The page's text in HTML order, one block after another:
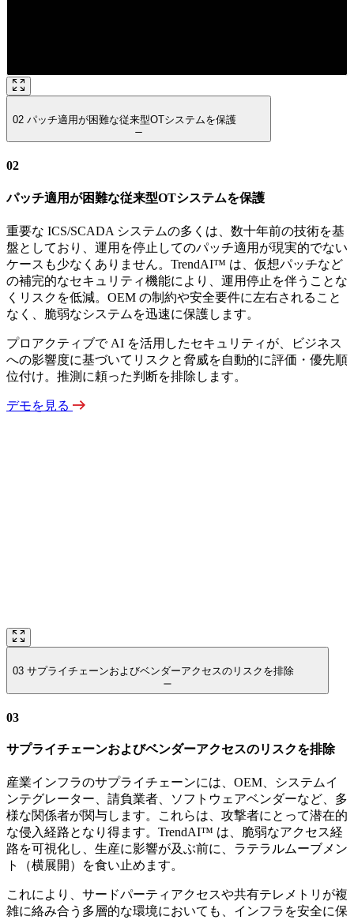
02 パッチ適用が困難な従来型OTシステムを保護
02
パッチ適用が困難な従来型OTシステムを保護
重要な ICS/SCADA システムの多くは、数十年前の技術を基
盤としており、運用を停止してのパッチ適用が現実的でない
ケースも少なくありません。TrendAI™ は、仮想パッチなど
の補完的なセキュリティ機能により、運用停止を伴うことな
くリスクを低減。OEM の制約や安全要件に左右されること
なく、脆弱なシステムを迅速に保護します。
プロアクティブで AI を活用したセキュリティが、ビジネス
への影響度に基づいてリスクと脅威を自動的に評価・優先順
位付け。推測に頼った判断を排除します。
デモを見る
03 サプライチェーンおよびベンダーアクセスのリスクを排除
03
サプライチェーンおよびベンダーアクセスのリスクを排除
産業インフラのサプライチェーンには、OEM、システムイ
ンテグレーター、請負業者、ソフトウェアベンダーなど、多
様な関係者が関与します。これらは、攻撃者にとって潜在的
な侵入経路となり得ます。TrendAI™ は、脆弱なアクセス経
路を可視化し、生産に影響が及ぶ前に、ラテラルムーブメン
ト（横展開）を食い止めます。
これにより、サードパーティアクセスや共有テレメトリが複
雑に絡み合う多層的な環境においても、インフラを安全に保